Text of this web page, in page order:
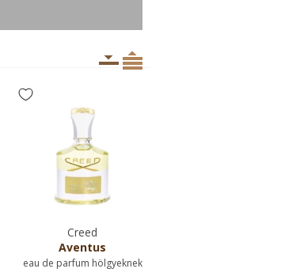
Creed
Aventus
eau de parfum hölgyeknek